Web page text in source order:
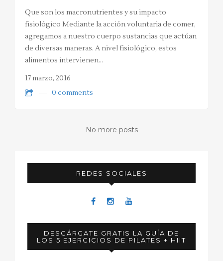
Que son los macronutrientes y su impacto
fisiológico Mediante la acción voluntaria de comer,
agregamos a nuestro cuerpo sustancias que actúan
de diversas maneras. A nivel fisiológico, estos
alimentos intervienen…
17 marzo, 2016
0 comments
No more posts
REDES SOCIALES
DESCÁRGATE GRATIS LA GUÍA DE
LOS 5 EJERCICIOS DE PILATES + HIIT